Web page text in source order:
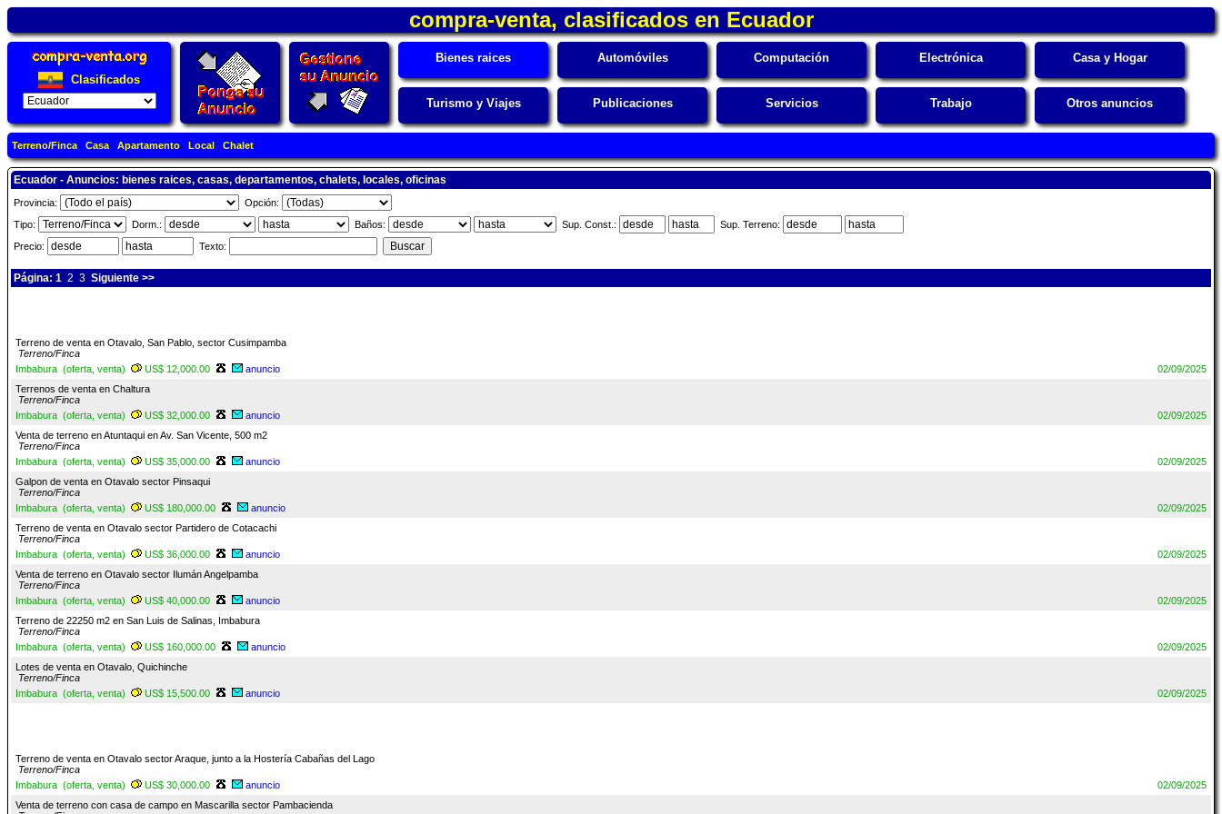
compra-venta, clasificados en Ecuador
Clasificados
Bienes raices Automóviles Computación Electrónica Casa y Hogar
Turismo y Viajes Publicaciones Servicios Trabajo Otros anuncios
Terreno/Finca Casa Apartamento Local Chalet
Ecuador - Anuncios: bienes raices, casas, departamentos, chalets, locales, oficinas
Provincia:
Opción:
Tipo:
Dorm.: Baños: Sup. Const.:
Sup. Terreno:
Precio:
Texto:
Página: 1 2 3 Siguiente >>
Terreno de venta en Otavalo, San Pablo, sector Cusimpamba
Terreno/Finca
Imbabura (oferta, venta)
US$ 12,000.00 anuncio
02/09/2025
Terrenos de venta en Chaltura
Terreno/Finca
Imbabura (oferta, venta)
US$ 32,000.00 anuncio
02/09/2025
Venta de terreno en Atuntaqui en Av. San Vicente, 500 m2
Terreno/Finca
Imbabura (oferta, venta)
US$ 35,000.00 anuncio
02/09/2025
Galpon de venta en Otavalo sector Pinsaqui
Terreno/Finca
Imbabura (oferta, venta)
US$ 180,000.00 anuncio
02/09/2025
Terreno de venta en Otavalo sector Partidero de Cotacachi
Terreno/Finca
Imbabura (oferta, venta)
US$ 36,000.00 anuncio
02/09/2025
Venta de terreno en Otavalo sector Ilumán Angelpamba
Terreno/Finca
Imbabura (oferta, venta)
US$ 40,000.00 anuncio
02/09/2025
Terreno de 22250 m2 en San Luis de Salinas, Imbabura
Terreno/Finca
Imbabura (oferta, venta)
US$ 160,000.00 anuncio
02/09/2025
Lotes de venta en Otavalo, Quichinche
Terreno/Finca
Imbabura (oferta, venta)
US$ 15,500.00 anuncio 02/09/2025
Terreno de venta en Otavalo sector Araque, junto a la Hostería Cabañas del Lago
Terreno/Finca
Imbabura (oferta, venta)
US$ 30,000.00 anuncio
02/09/2025
Venta de terreno con casa de campo en Mascarilla sector Pambacienda